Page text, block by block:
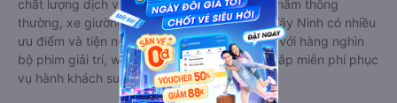
chất lượng dịch vụ vận tải. So với xe giường nằm thông
thường, xe giường nằm đôi đi Trảng Bàng - Tây Ninh có nhiều
ưu điểm và tiện nghi vượt trội. Màn hình LCD với hàng nghìn
bộ phim giải trí, wifi, và nước uống và chăn đắp miễn phí phục
vụ hành khách suốt hành trình.